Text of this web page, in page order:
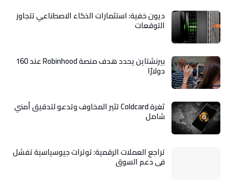
ديون خفية: استثمارات الذكاء الاصطناعي تتجاوز
التوقعات
بيرنشتاين يحدد هدف منصة Robinhood عند 160
دولارًا
ثغرة Coldcard تثير المخاوف وتدعو لتدقيق أمني
شامل
تراجع العملات الرقمية: توترات جيوسياسية تفشل
في دعم السوق